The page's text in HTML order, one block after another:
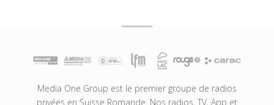
Media One Group est le premier groupe de radios
privées en Suisse Romande. Nos radios, TV, App et